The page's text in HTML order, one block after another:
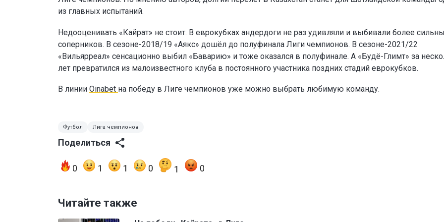
из главных испытаний.
Недооценивать «Кайрат» не стоит. В еврокубках андердоги не раз удивляли и выбивали более
соперников. В сезоне-2018/19 «Аякс» дошёл до полуфинала Лиги чемпионов. В сезоне-2021/22
«Вильярреал» сенсационно выбил «Баварию» и тоже оказался в полуфинале. А «Будё-Глимт» за
лет превратился из малоизвестного клуба в постоянного участника поздних стадий еврокубков.
В линии Oinabet на победу в Лиге чемпионов уже можно выбрать любимую команду.
Футбол Лига чемпионов
Поделиться
0 1 1 0 1 0
Читайте также